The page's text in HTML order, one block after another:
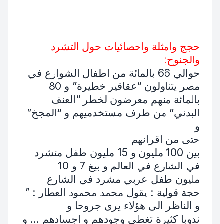
حجج وامثلة واحصائيات حول التشرد
والجنوح:
حوالي 66 بالمائة من اطفال الشوارع في
مصر يتناولون “عقاقير خطيرة” و 80
بالمائة منهم معرضون لخطر “العنف
البدني” من طرف مستخدميهم و “المجخ”
و
حتى من اقرانهم
بين 100 مليون و 15 مليون طفل متشرد
في الشارع في العالم و بيغ 7 و 10
مليون طفل عربي مشرد في الشارع
حجة قولية : يقول محمد محمود العطار : ”
و الناظر الى هؤلاء يرى جروحا و
ندوبا كثيرة تغطي وجودهم و اجسادهم … و